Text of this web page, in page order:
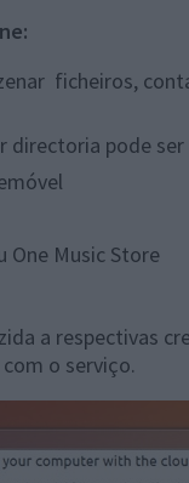
ficheiros,
directoria pode
One Music Store
a respectivas
o serviço.